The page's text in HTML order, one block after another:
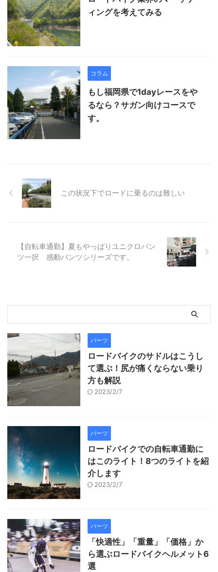
ィングを考えてみる
コラム
もし福岡県で1dayレースをや
るなら？サガン向けコースで
す。
この状況下でロードに乗るのは難しい
【自転車通勤】夏もやっぱりユニクロパン
ツ一択 感動パンツシリーズです。
パーツ
ロードバイクのサドルはこうし
て選ぶ！尻が痛くならない乗り
方も解説
2023/2/7
パーツ
ロードバイクでの自転車通勤に
はこのライト！8つのライトを紹
介します
2023/2/7
パーツ
「快適性」「重量」「価格」か
ら選ぶロードバイクヘルメット6
選